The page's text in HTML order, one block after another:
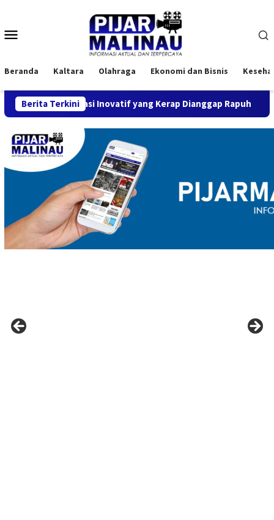
konten
Beranda Kaltara Olahraga Ekonomi dan Bisnis
Berita Terkini
Inovatif yang Kerap Dianggap Rapuh 14 Cabor